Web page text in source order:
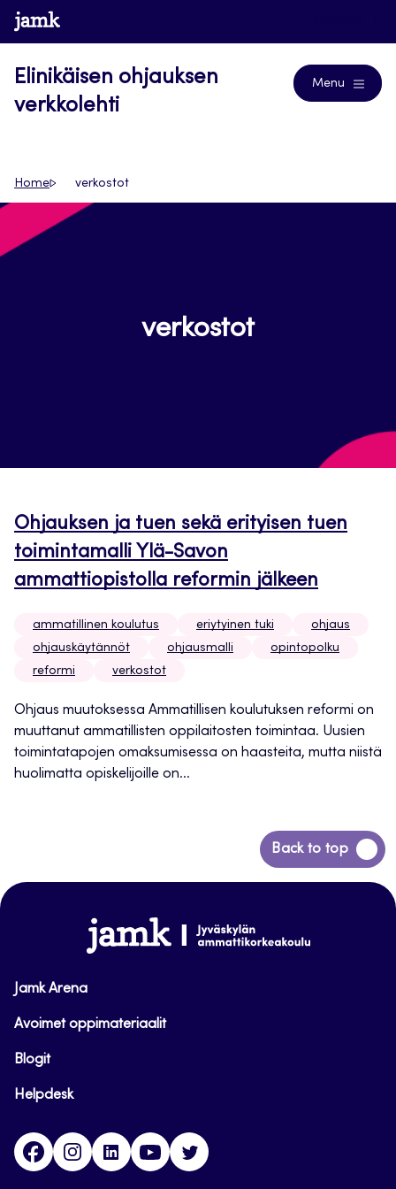
Siirry
suoraan
www.jamk.fi
Elinikäisen ohjauksen
verkkolehti
Menu
Home verkostot
verkostot
Ohjauksen ja tuen sekä erityisen tuen
toimintamalli Ylä-Savon
ammattiopistolla reformin jälkeen
ammatillinen koulutus eriytyinen tuki
ohjaus
ohjauskäytännöt
ohjausmalli
opintopolku
reformi
verkostot
Ohjaus muutoksessa Ammatillisen koulutuksen reformi on
muuttanut ammatillisten oppilaitosten toimintaa. Uusien
toimintatapojen omaksumisessa on haasteita, mutta niistä
huolimatta opiskelijoille on...
Back to top
Siirry
takaisin
www.jamk.fi
Jamk Arena
Avoimet oppimateriaalit
Blogit
Helpdesk
FacebookInstagram
LinkedInYoutube